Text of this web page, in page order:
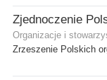
Organizacje i
Zrzeszenie Polskich